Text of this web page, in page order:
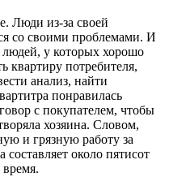
Люди из-за своей
со своими проблемами. И
у которых хорошо
квартиру потребителя,
анализ, найти
понравилась
с покупателем, чтобы
хозяина. Словом,
и грязную работу за
составляет около пятисот